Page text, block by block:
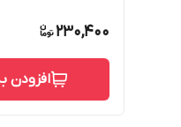
230,400
افزودن